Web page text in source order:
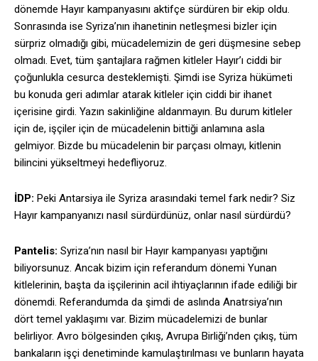
dönemde Hayır kampanyasını aktifçe sürdüren bir ekip oldu.
Sonrasında ise Syriza’nın ihanetinin netleşmesi bizler için
sürpriz olmadığı gibi, mücadelemizin de geri düşmesine sebep
olmadı. Evet, tüm şantajlara rağmen kitleler Hayır’ı ciddi bir
çoğunlukla cesurca desteklemişti. Şimdi ise Syriza hükümeti
bu konuda geri adımlar atarak kitleler için ciddi bir ihanet
içerisine girdi. Yazın sakinliğine aldanmayın. Bu durum kitleler
için de, işçiler için de mücadelenin bittiği anlamına asla
gelmiyor. Bizde bu mücadelenin bir parçası olmayı, kitlenin
bilincini yükseltmeyi hedefliyoruz.
İDP: Peki Antarsiya ile Syriza arasındaki temel fark nedir? Siz
Hayır kampanyanızı nasıl sürdürdünüz, onlar nasıl sürdürdü?
Pantelis: Syriza’nın nasıl bir Hayır kampanyası yaptığını
biliyorsunuz. Ancak bizim için referandum dönemi Yunan
kitlelerinin, başta da işçilerinin acil ihtiyaçlarının ifade ediliği bir
dönemdi. Referandumda da şimdi de aslında Anatrsiya’nın
dört temel yaklaşımı var. Bizim mücadelemizi de bunlar
belirliyor. Avro bölgesinden çıkış, Avrupa Birliği’nden çıkış, tüm
bankaların işçi denetiminde kamulaştırılması ve bunların hayata